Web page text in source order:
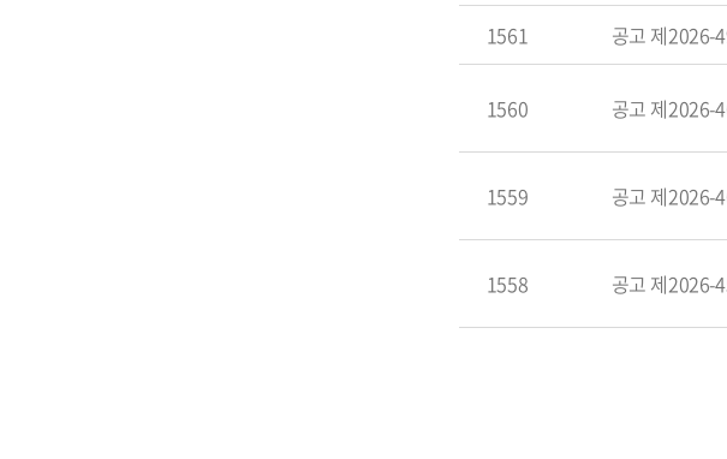
1561 공고 제2026-
1560 공고 제2026-
1559 공고 제2026-
1558 공고 제2026-